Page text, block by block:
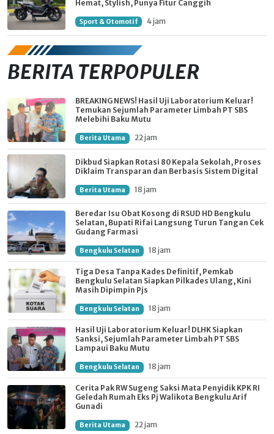
Hemat, Stylish, Punya Fitur Canggih
Sport & Otomotif 4 jam
BERITA TERPOPULER
BREAKING NEWS! Hasil Uji Laboratorium Keluar!
Temukan Sejumlah Parameter Limbah PT SBS
Melebihi Baku Mutu
Berita Utama 22 jam
Dikbud Siapkan Rotasi 80 Kepala Sekolah, Proses
Diklaim Transparan dan Berbasis Sistem Digital
Berita Utama 18 jam
Beredar Isu Obat Kosong di RSUD HD Bengkulu
Selatan, Bupati Rifai Langsung Turun Tangan Cek
Gudang Farmasi
Bengkulu Selatan 18 jam
Tiga Desa Tanpa Kades Definitif, Pemkab
Bengkulu Selatan Siapkan Pilkades Ulang, Kini
Masih Dipimpin Pjs
Bengkulu Selatan 18 jam
Hasil Uji Laboratorium Keluar! DLHK Siapkan
Sanksi, Sejumlah Parameter Limbah PT SBS
Lampaui Baku Mutu
Bengkulu Selatan 18 jam
Cerita Pak RW Sugeng Saksi Mata Penyidik KPK RI
Geledah Rumah Eks Pj Walikota Bengkulu Arif
Gunadi
Berita Utama 22 jam